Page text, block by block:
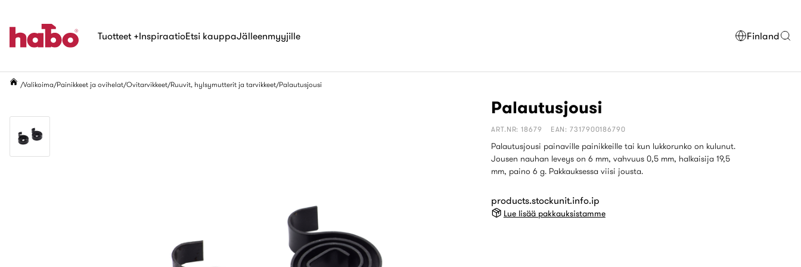
Tuotteet +InspiraatioEtsi kauppaJälleenmyyjille Finland
Valikoima Painikkeet ja ovihelat Ovitarvikkeet Ruuvit, hylsymutterit ja tarvikkeet Palautusjousi
Palautusjousi
ART.NR: 18679 EAN: 7317900186790
Palautusjousi painaville painikkeille tai kun lukkorunko on kulunut.
Jousen nauhan leveys on 6 mm, vahvuus 0,5 mm, halkaisija 19,5
mm, paino 6 g. Pakkauksessa viisi jousta.
products.stockunit.info.ip
Lue lisää pakkauksistamme